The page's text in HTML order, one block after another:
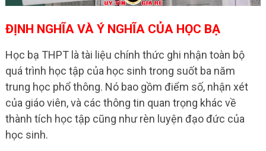
ĐỊNH NGHĨA VÀ Ý NGHĨA CỦA HỌC BẠ
Học bạ THPT là tài liệu chính thức ghi nhận toàn bộ
quá trình học tập của học sinh trong suốt ba năm
trung học phổ thông. Nó bao gồm điểm số, nhận xét
của giáo viên, và các thông tin quan trọng khác về
thành tích học tập cũng như rèn luyện đạo đức của
học sinh.